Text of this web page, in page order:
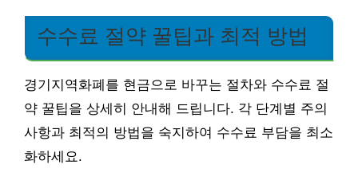
수수료 절약 꿀팁과 최적 방법
경기지역화폐를 현금으로 바꾸는 절차와 수수료 절
약 꿀팁을 상세히 안내해 드립니다. 각 단계별 주의
사항과 최적의 방법을 숙지하여 수수료 부담을 최소
화하세요.